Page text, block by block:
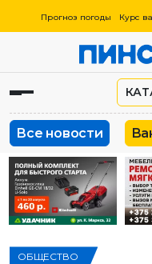
Прогноз погоды Курс
Все новости
ОБЩЕСТВО